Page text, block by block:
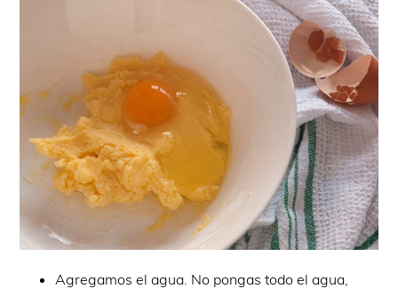
Agregamos el agua. No pongas todo el agua,